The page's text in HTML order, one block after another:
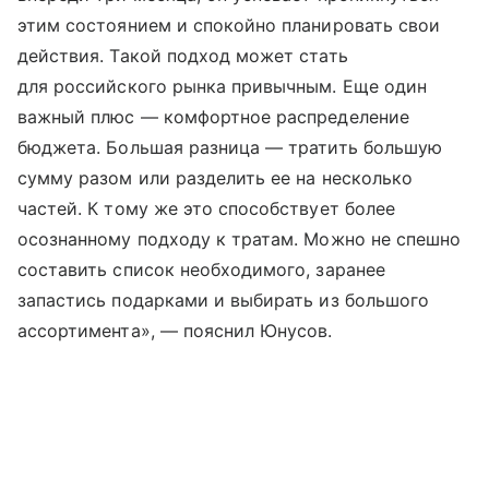
этим состоянием и спокойно планировать свои
действия. Такой подход может стать
для российского рынка привычным. Еще один
важный плюс — комфортное распределение
бюджета. Большая разница — тратить большую
сумму разом или разделить ее на несколько
частей. К тому же это способствует более
осознанному подходу к тратам. Можно не спешно
составить список необходимого, заранее
запастись подарками и выбирать из большого
ассортимента», — пояснил Юнусов.